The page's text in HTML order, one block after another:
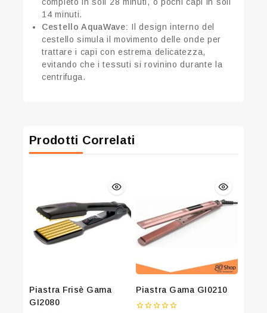
completo in soli 28 minuti, o pochi capi in soli
14 minuti.
Cestello AquaWave: Il design interno del
cestello simula il movimento delle onde per
trattare i capi con estrema delicatezza,
evitando che i tessuti si rovinino durante la
centrifuga.
Prodotti Correlati
Piastra Frisè Gama
GI2080
Piastra Gama GI0210
Join our newsletter and get 20% off
your first order
Be the first to know about our new arrivals, exclusive
offers and the latest fashion update.